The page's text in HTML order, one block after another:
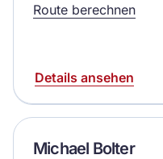
Route berechnen
Details ansehen
Michael Bolter